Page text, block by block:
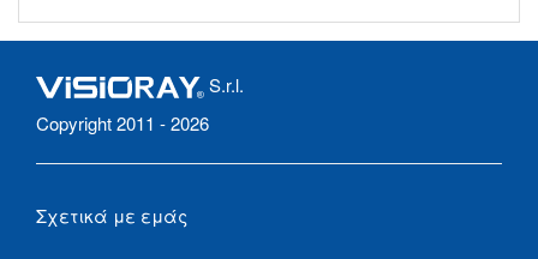
S.r.l.
Copyright 2011 - 2026
Σχετικά με εμάς